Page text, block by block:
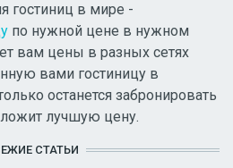
гостиниц в мире -
по нужной цене в нужном
вам цены в разных сетях
вами гостиницу в
останется забронировать
лучшую цену.
СТАТЬИ